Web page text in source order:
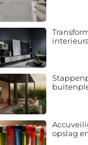
opslag